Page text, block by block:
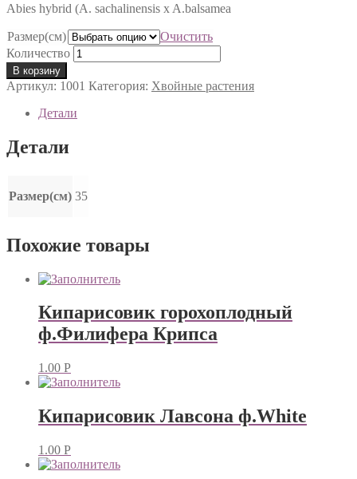
Abies hybrid (A. sachalinensis x A.balsamea
Размер(см)
Очистить
Количество
В корзину
Артикул: 1001 Категория: Хвойные растения
Детали
Детали
Размер(см) 35
Похожие товары
Кипарисовик горохоплодный
ф.Филифера Крипса
1.00 Р
Кипарисовик Лавсона ф.White
1.00 Р